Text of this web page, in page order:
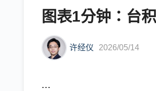
图表1分钟：台
许经仪 2026/05/14
...